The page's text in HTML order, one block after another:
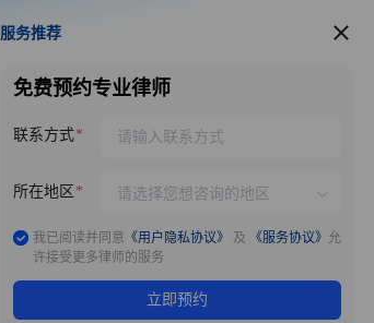
服务推荐
服务推荐
免费预约专业律师
联系方式
所在地区
我已阅读并同意 《用户隐私协议》 及 《服务协议》 允
许接受更多律师的服务
立即预约